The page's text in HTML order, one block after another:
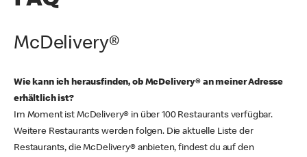
McDelivery®
Wie kann ich herausfinden, ob McDelivery® an meiner Adresse
erhältlich ist?
Im Moment ist McDelivery® in über 100 Restaurants verfügbar.
Weitere Restaurants werden folgen. Die aktuelle Liste der
Restaurants, die McDelivery® anbieten, findest du auf den